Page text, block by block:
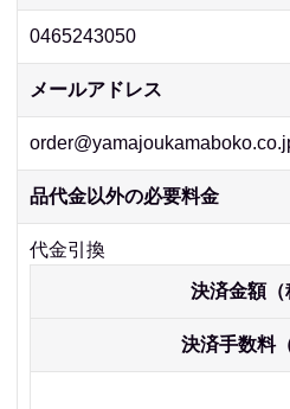
0465243050
メールアドレス
品代金以外の必要料金
代金引換
決済金額（
決済手数料